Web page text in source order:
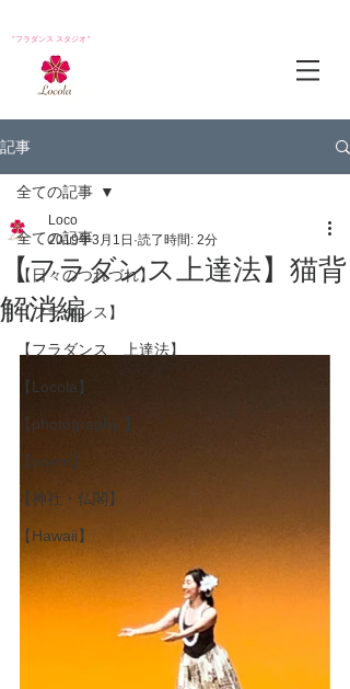
*フラダンス スタジオ*
記事
全ての記事
【日々のつれづれ】
【フラダンス】
【フラダンス 上達法】
【Locola】
【photography 】
【poem】
【神社・仏閣】
【Hawaii】
全ての記事
【フラダンス上達法】猫背
解消編
Loco
2019年3月1日 読了時間: 2分